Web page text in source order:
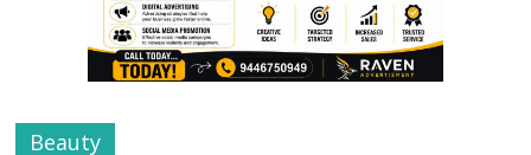
Beauty